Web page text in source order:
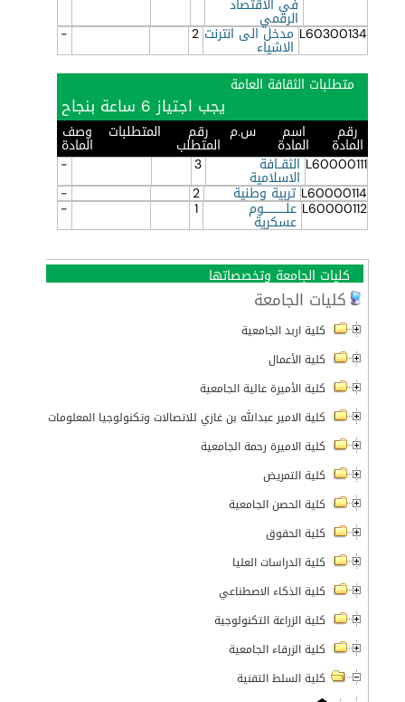
في الاقتصاد
الرقمي
L60300134 مدخل الى انترنت
الاشياء
2
-
متطلبات الثقافة العامة
يجب اجتياز 6 ساعة بنجاح
رقم
المادة
اسم
المادة
س.م رقم
المتطلب
المتطلبات وصف
المادة
L60000111 الثقــافة
الاسلامية
3
-
L60000114 تربية وطنية 2
-
L60000112 علــــــــــــوم
عسكرية
1
-
كليات الجامعة وتخصصاتها
كليات الجامعة
كلية اربد الجامعية
كلية الأعمال
كلية الأميرة عالية الجامعية
كلية الامير عبدالله بن غازي للاتصالات وتكنولوجيا المعلومات
كلية الاميرة رحمة الجامعية
كلية التمريض
كلية الحصن الجامعية
كلية الحقوق
كلية الدراسات العليا
كلية الذكاء الاصطناعي
كلية الزراعة التكنولوجية
كلية الزرقاء الجامعية
كلية السلط التقنية